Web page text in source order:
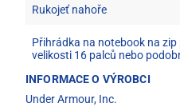
Rukojeť nahoře
Přihrádka na notebook na
velikosti 16 palců nebo
INFORMACE O VÝROBCI
Under Armour, Inc.